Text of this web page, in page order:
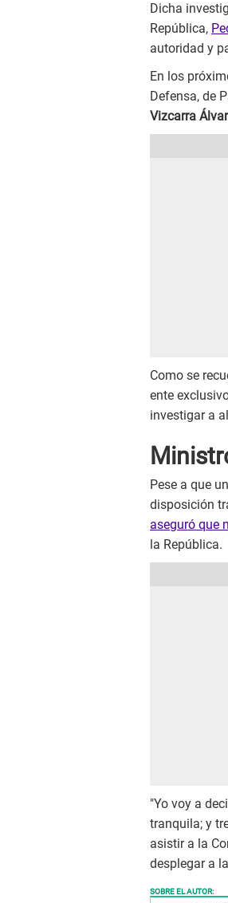
Dicha
República,
autoridad y
En los
Defensa, de
Vizcarra
Como se
ente
investigar a
Pese a que
disposición
aseguró que
la República.
"Yo voy a
tranquila; y
asistir a la
desplegar a
SOBRE EL AUTOR: